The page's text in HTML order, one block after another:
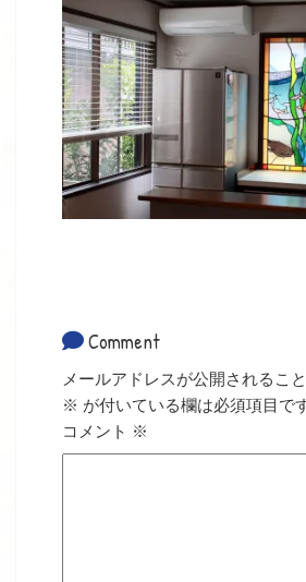
Comment
メールアドレスが公開されるこ
※ が付いている欄は必須項目で
コメント ※